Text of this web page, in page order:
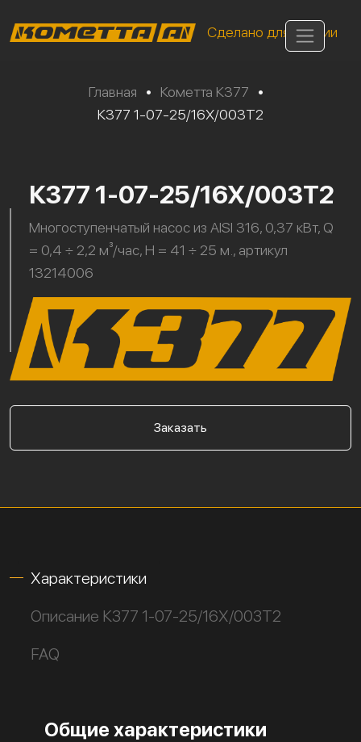
Сделано для России
Главная • Кометта К377
•
К377 1-07-25/16Х/003Т2
К377 1-07-25/16Х/003Т2
Многоступенчатый насос из AISI 316, 0,37 кВт, Q
= 0,4 ÷ 2,2 м³/час, H = 41 ÷ 25 м., артикул
13214006
Заказать
Характеристики
Описание К377 1-07-25/16Х/003Т2
FAQ
Общие характеристики